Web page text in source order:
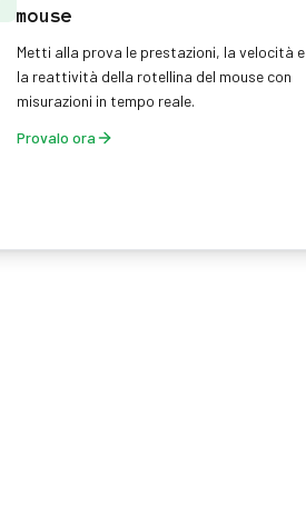
mouse
Metti alla prova le prestazioni, la velocità e
la reattività della rotellina del mouse con
misurazioni in tempo reale.
Provalo ora